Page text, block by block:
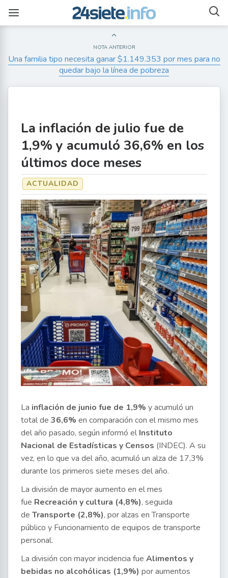
NOTA ANTERIOR
Una familia tipo necesita ganar $1.149.353 por mes para no
quedar bajo la línea de pobreza
La inflación de julio fue de
1,9% y acumuló 36,6% en los
últimos doce meses
ACTUALIDAD
La inflación de junio fue de 1,9% y acumuló un
total de 36,6% en comparación con el mismo mes
del año pasado, según informó el Instituto
Nacional de Estadísticas y Censos (INDEC). A su
vez, en lo que va del año, acumuló un alza de 17,3%
durante los primeros siete meses del año.
La división de mayor aumento en el mes
fue Recreación y cultura (4,8%), seguida
de Transporte (2,8%), por alzas en Transporte
público y Funcionamiento de equipos de transporte
personal.
La división con mayor incidencia fue Alimentos y
bebidas no alcohólicas (1,9%) por aumentos